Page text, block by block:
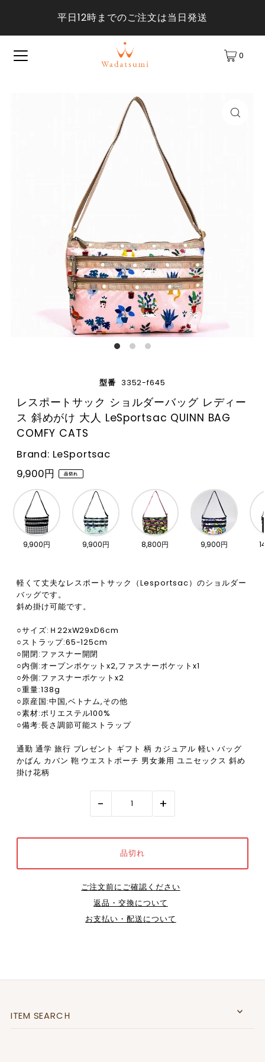
平日12時までのご注文は当日発送
0
型番 3352-f645
レスポートサック ショルダーバッグ レディー
ス 斜めがけ 大人 LeSportsac QUINN BAG
COMFY CATS
Brand: LeSportsac
9,900円 品切れ
9,900円 9,900円 8,800円 9,900円
軽くて丈夫なレスポートサック（Lesportsac）のショルダー
バッグです。
斜め掛け可能です。
○サイズ:Ｈ22xW29xD6cm
○ストラップ:65-125cm
○開閉:ファスナー開閉
○内側:オープンポケットx2,ファスナーポケットx1
○外側:ファスナーポケットx2
○重量:138g
○原産国:中国,ベトナム,その他
○素材:ポリエステル100%
○備考:長さ調節可能ストラップ
通勤 通学 旅行 プレゼント ギフト 柄 カジュアル 軽い バッグ
かばん カバン 鞄 ウエストポーチ 男女兼用 ユニセックス 斜め
掛け花柄
- +
ご注文前にご確認ください
返品・交換について
お支払い・配送について
ITEM SEARCＨ